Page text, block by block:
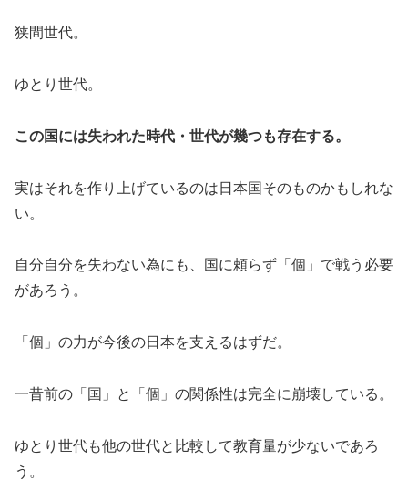
狭間世代。
ゆとり世代。
この国には失われた時代・世代が幾つも存在する。
実はそれを作り上げているのは日本国そのものかもしれな
い。
自分自分を失わない為にも、国に頼らず「個」で戦う必要
があろう。
「個」の力が今後の日本を支えるはずだ。
一昔前の「国」と「個」の関係性は完全に崩壊している。
ゆとり世代も他の世代と比較して教育量が少ないであろ
う。